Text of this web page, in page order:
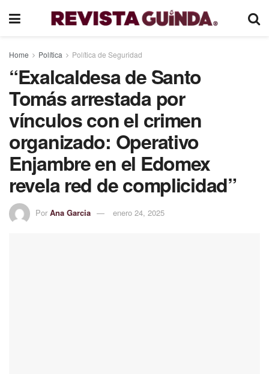
Home Política Política de Seguridad
“Exalcaldesa de Santo
Tomás arrestada por
vínculos con el crimen
organizado: Operativo
Enjambre en el Edomex
revela red de complicidad”
Por Ana Garcia enero 24, 2025